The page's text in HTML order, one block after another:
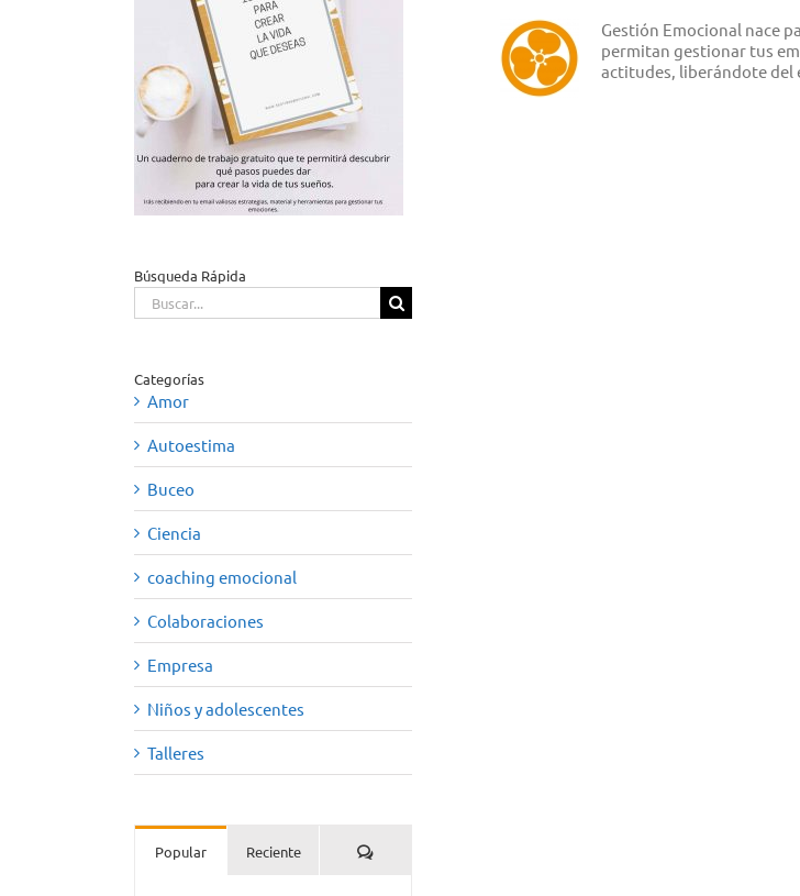
Gestión Emocional nace
permitan gestionar tus
actitudes, liberándote del
Búsqueda Rápida
Buscar:
Categorías
Amor
Autoestima
Buceo
Ciencia
coaching emocional
Colaboraciones
Empresa
Niños y adolescentes
Talleres
Popular Reciente Comentarios